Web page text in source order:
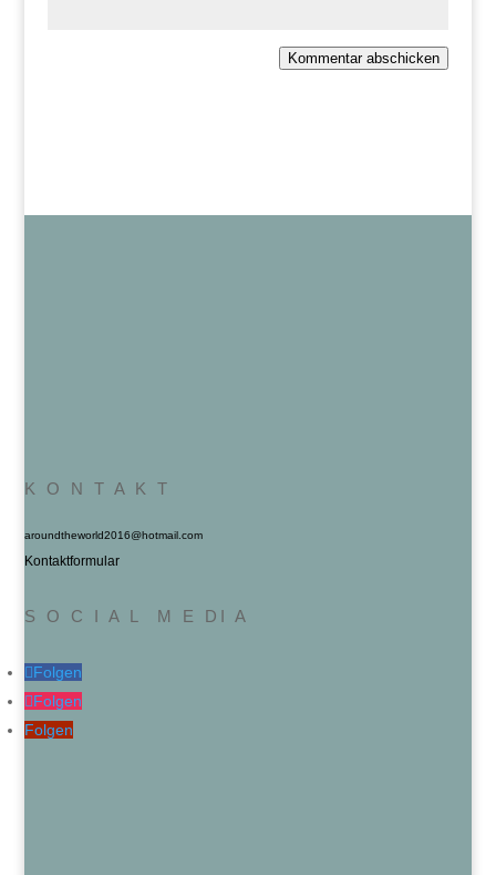
Kommentar abschicken
K O N T A K T
aroundtheworld2016@hotmail.com
Kontaktformular
S O C I A L M E DI A
Folgen
Folgen
Folgen